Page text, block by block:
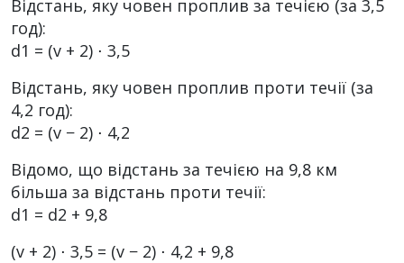
Відстань, яку човен проплив за течією (за 3,5
год):
d1 = (v + 2) ⋅ 3,5
Відстань, яку човен проплив проти течії (за
4,2 год):
d2 = (v − 2) ⋅ 4,2
Відомо, що відстань за течією на 9,8 км
більша за відстань проти течії:
d1 = d2 + 9,8
(v + 2) ⋅ 3,5 = (v − 2) ⋅ 4,2 + 9,8